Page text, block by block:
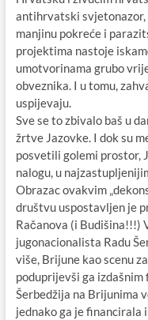
antihrvatski svjetonazor,
manjinu pokreće i
projektima nastoje
umotvorinama grubo
obveznika. I u tomu,
uspijevaju.
Sve se to zbivalo baš u
žrtve Jazovke. I dok su
posvetili golemi prostor,
nalogu, u
Obrazac ovakvim
društvu uspostavljen je
Račanova (i Budišina!!!)
jugonacionalista Radu
više, Brijune kao scenu
poduprijevši ga
Šerbedžija na Brijunima
jednako ga je financirala